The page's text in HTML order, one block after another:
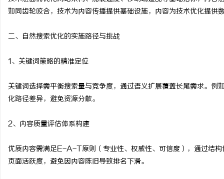
如同齿轮咬合，技术为内容传播提供基础设施，内容为技术优化提供
二、自然搜索优化的实施路径与挑战
1、关键词策略的精准定位
关键词选择需平衡搜索量与竞争度，通过语义扩展覆盖长尾需求。
化路径差异，避免资源分散。
2、内容质量评估体系构建
优质内容需满足E-A-T原则（专业性、权威性、可信度），通过结
页面活跃度，避免因内容陈旧导致排名下滑。